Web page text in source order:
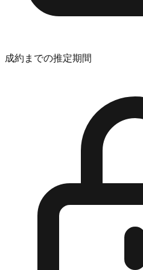
成約までの推定期間